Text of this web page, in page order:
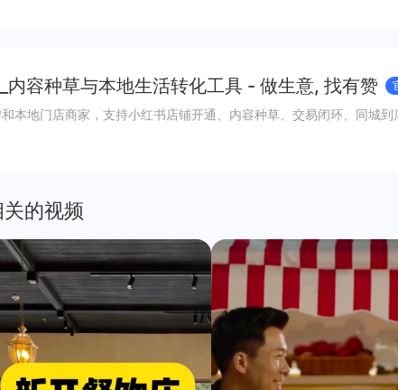
内容种草与本地生活转化工具 - 做生意, 找有赞
本地门店商家，支持小红书店铺开通、内容种草、交易闭环、同城
关的视频